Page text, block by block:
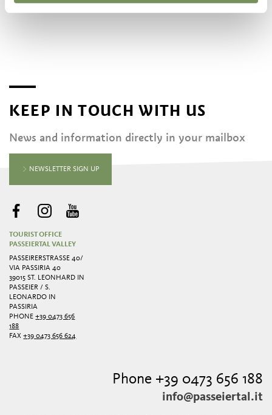
KEEP IN TOUCH WITH US
News and information directly in your mailbox
NEWSLETTER SIGN UP
TOURIST OFFICE
PASSEIERTAL VALLEY
PASSEIRERSTRASSE 40/ V
IA PASSIRIA 40
39015 ST. LEONHARD IN
PASSEIER / S.
LEONARDO IN
PASSIRIA
PHONE+39 0473 656
188
FAX+39 0473 656 624
Phone +39 0473 656 188
info@passeiertal.it